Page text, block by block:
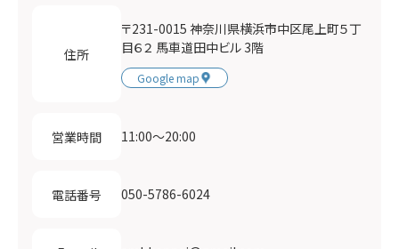
住所
〒231-0015 神奈川県横浜市中区尾上町５丁
目６２ 馬車道田中ビル 3階
Google map
営業時間 11:00〜20:00
電話番号 050-5786-6024